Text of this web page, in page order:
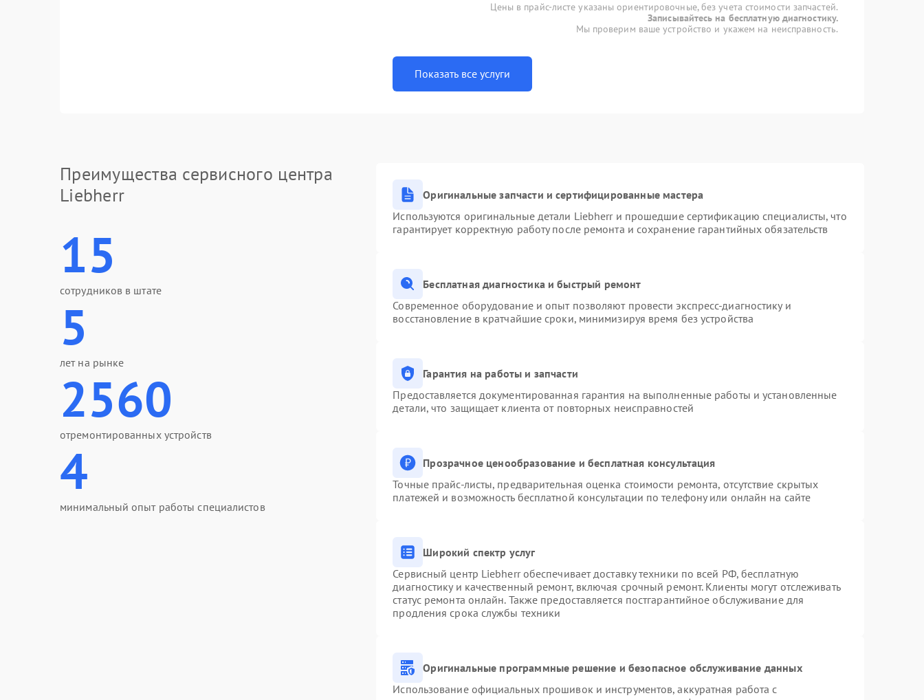
Цены в прайс-листе указаны ориентировочные, без учета стоимости запчастей.
Записывайтесь на бесплатную диагностику.
Мы проверим ваше устройство и укажем на неисправность.
Показать все услуги
Преимущества сервисного центра
Liebherr
15
сотрудников в штате
5
лет на рынке
2560
отремонтированных устройств
4
минимальный опыт работы специалистов
Оригинальные запчасти и сертифицированные мастера
Используются оригинальные детали Liebherr и прошедшие сертификацию специалисты, что
гарантирует корректную работу после ремонта и сохранение гарантийных обязательств
Бесплатная диагностика и быстрый ремонт
Современное оборудование и опыт позволяют провести экспресс-диагностику и
восстановление в кратчайшие сроки, минимизируя время без устройства
Гарантия на работы и запчасти
Предоставляется документированная гарантия на выполненные работы и установленные
детали, что защищает клиента от повторных неисправностей
Прозрачное ценообразование и бесплатная консультация
Точные прайс-листы, предварительная оценка стоимости ремонта, отсутствие скрытых
платежей и возможность бесплатной консультации по телефону или онлайн на сайте
Широкий спектр услуг
Сервисный центр Liebherr обеспечивает доставку техники по всей РФ, бесплатную
диагностику и качественный ремонт, включая срочный ремонт. Клиенты могут отслеживать
статус ремонта онлайн. Также предоставляется постгарантийное обслуживание для
продления срока службы техники
Оригинальные программные решение и безопасное обслуживание данных
Использование официальных прошивок и инструментов, аккуратная работа с